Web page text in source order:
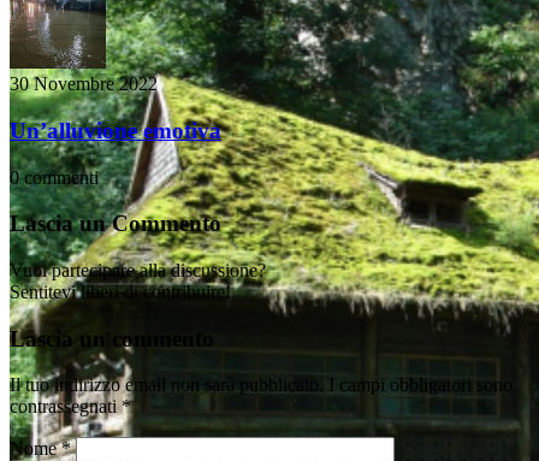
30 Novembre 2022
Un’alluvione emotiva
0 commenti
Lascia un Commento
Vuoi partecipare alla discussione?
Sentitevi liberi di contribuire!
Lascia un commento
Il tuo indirizzo email non sarà pubblicato.
I campi obbligatori sono
contrassegnati *
Nome*